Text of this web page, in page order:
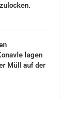
lagen
Müll auf der